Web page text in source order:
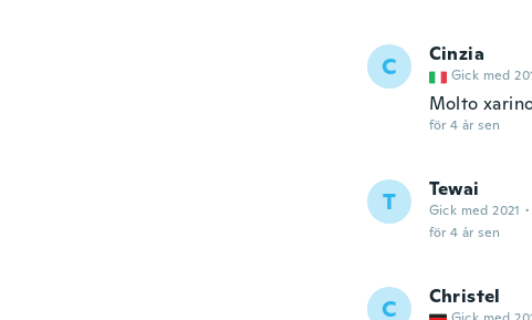
C Cinzia
Gick med
Molto
för 4 år sen
T Tewai
Gick med 2021 ·
för 4 år sen
C Christel